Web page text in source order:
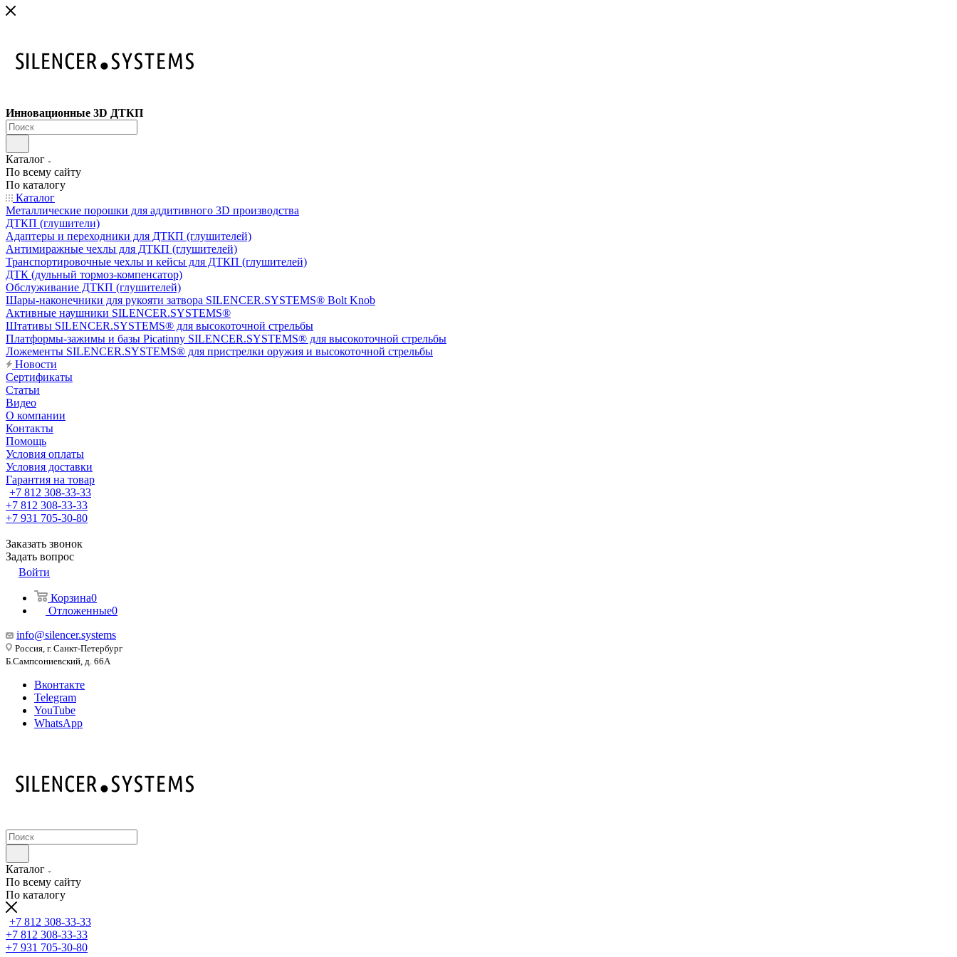
Инновационные 3D ДТКП
Каталог
По всему сайту
По каталогу
Каталог
Металлические порошки для аддитивного 3D производства
ДТКП (глушители)
Адаптеры и переходники для ДТКП (глушителей)
Антимиражные чехлы для ДТКП (глушителей)
Транспортировочные чехлы и кейсы для ДТКП (глушителей)
ДТК (дульный тормоз-компенсатор)
Обслуживание ДТКП (глушителей)
Шары-наконечники для рукояти затвора SILENCER.SYSTEMS® Bolt Knob
Активные наушники SILENCER.SYSTEMS®
Штативы SILENCER.SYSTEMS® для высокоточной стрельбы
Платформы-зажимы и базы Picatinny SILENCER.SYSTEMS® для высокоточной стрельбы
Ложементы SILENCER.SYSTEMS® для пристрелки оружия и высокоточной стрельбы
Новости
Сертификаты
Статьи
Видео
О компании
Контакты
Помощь
Условия оплаты
Условия доставки
Гарантия на товар
+7 812 308-33-33
+7 812 308-33-33
+7 931 705-30-80
Заказать звонок
Задать вопрос
Войти
Корзина0
Отложенные0
info@silencer.systems
Россия, г. Санкт-Петербург
Б.Сампсониевский, д. 66А
Вконтакте
Telegram
YouTube
WhatsApp
Каталог
По всему сайту
По каталогу
+7 812 308-33-33
+7 812 308-33-33
+7 931 705-30-80